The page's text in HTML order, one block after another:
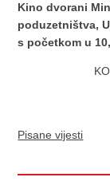
Kino dvorani
poduzetništva,
s početkom u
Pisane vijesti